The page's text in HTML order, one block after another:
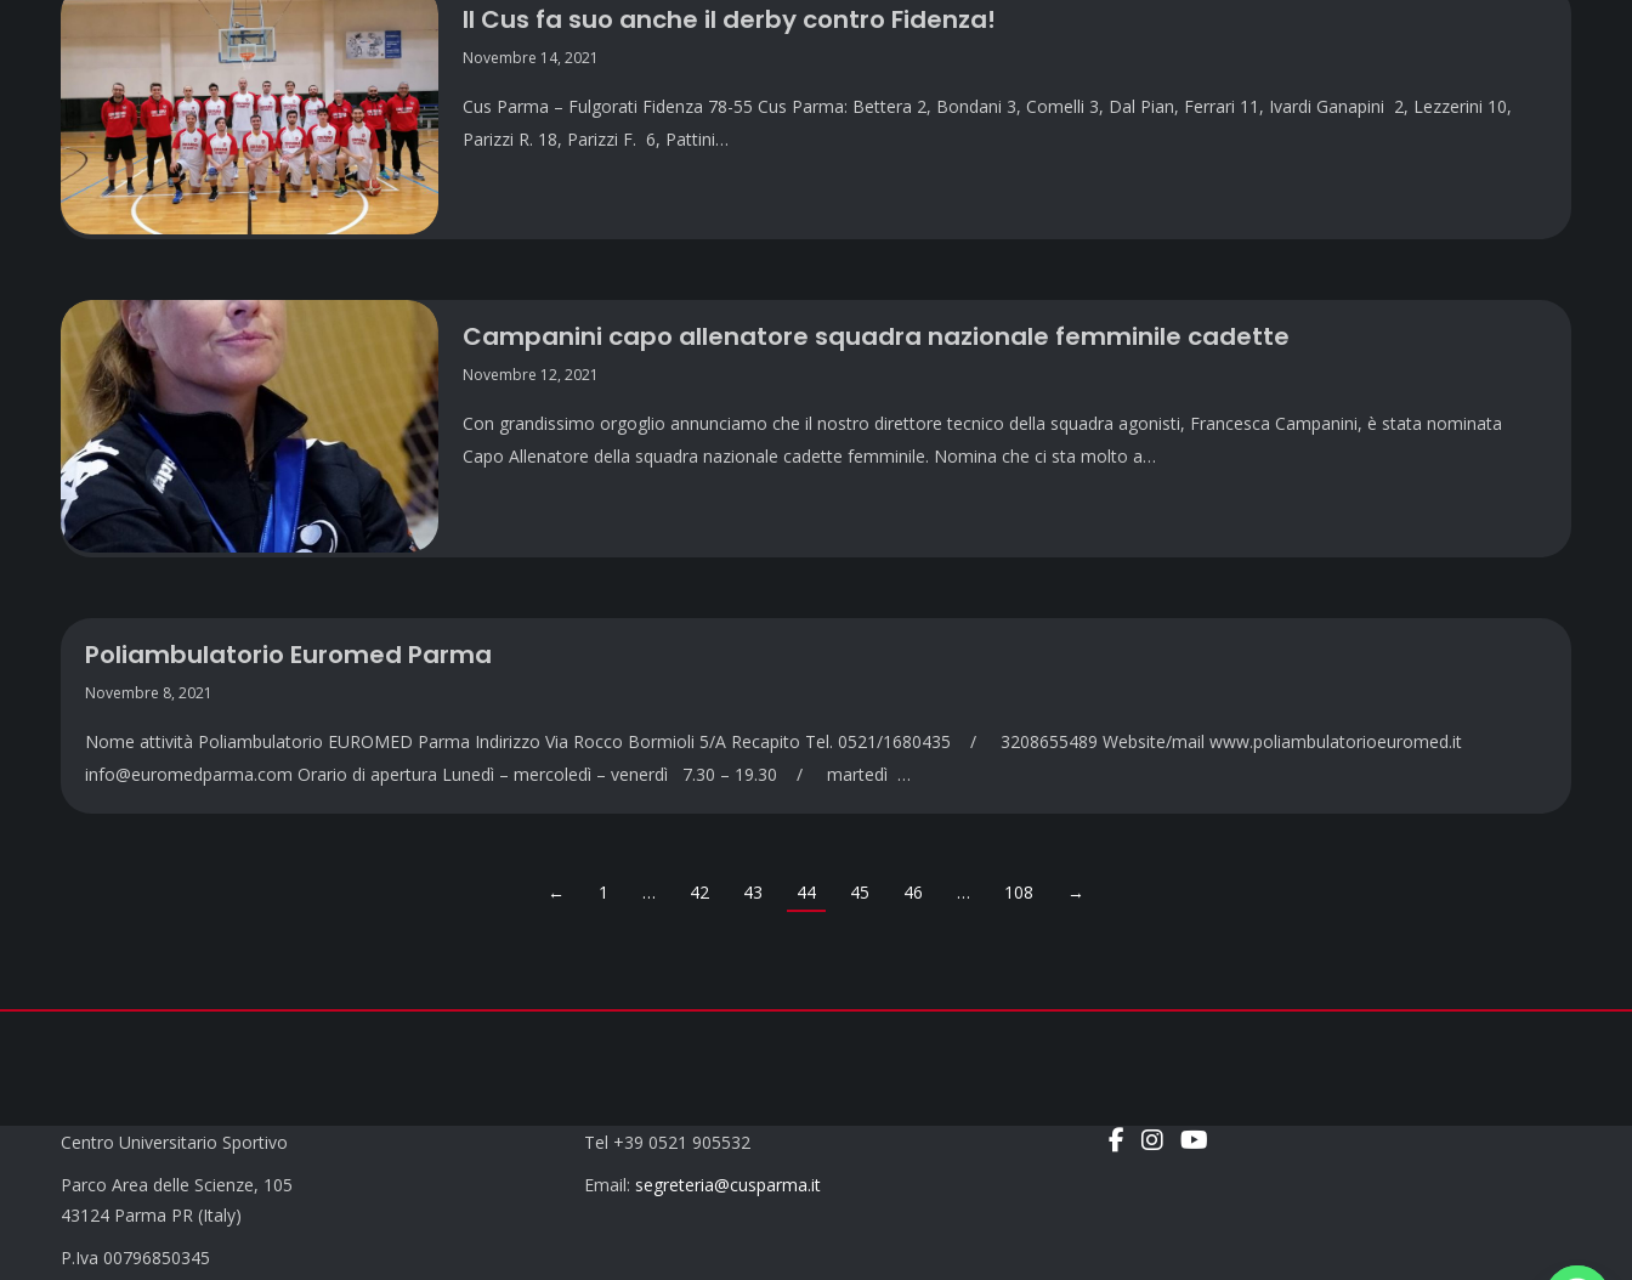
Il Cus fa suo anche il derby contro Fidenza!
Novembre 14, 2021
Cus Parma – Fulgorati Fidenza 78-55 Cus Parma: Bettera 2, Bondani 3, Comelli 3, Dal Pian, Ferrari 11, Ivardi Ganapini 2, Lezzerini 10,
Parizzi R. 18, Parizzi F. 6, Pattini…
Campanini capo allenatore squadra nazionale femminile cadette
Novembre 12, 2021
Con grandissimo orgoglio annunciamo che il nostro direttore tecnico della squadra agonisti, Francesca Campanini, è stata nominata
Capo Allenatore della squadra nazionale cadette femminile. Nomina che ci sta molto a…
Poliambulatorio Euromed Parma
Novembre 8, 2021
Nome attività Poliambulatorio EUROMED Parma Indirizzo Via Rocco Bormioli 5/A Recapito Tel. 0521/1680435 / 3208655489 Website/mail www.poliambulatorioeuromed.it
info@euromedparma.com Orario di apertura Lunedì – mercoledì – venerdì 7.30 – 19.30 / martedì …
← 1 … 42 43 44 45 46 … 108 →
Centro Universitario Sportivo
Parco Area delle Scienze, 105
43124 Parma PR (Italy)
P.Iva 00796850345
Tel +39 0521 905532
Email: segreteria@cusparma.it